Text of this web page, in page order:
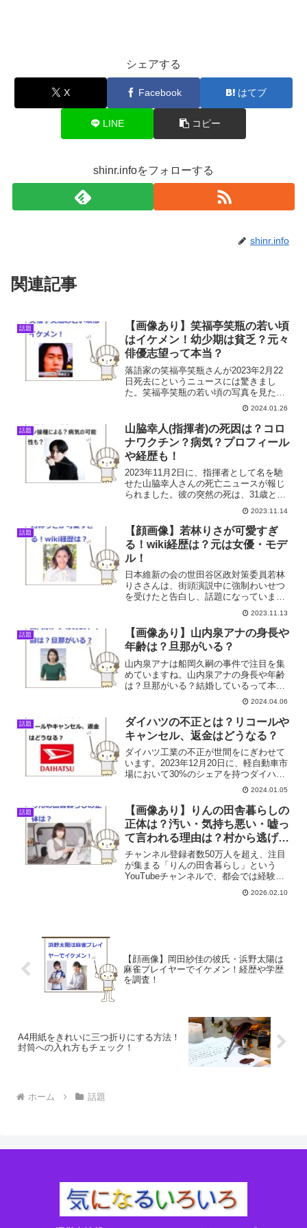
シェアする
X Facebook はてブ
LINE コピー
shinr.infoをフォローする
shinr.info
関連記事
話題
【画像あり】笑福亭笑瓶の若い頃
はイケメン！幼少期は貧乏？元々
俳優志望って本当？
落語家の笑福亭笑瓶さんが2023年2月22
日死去にというニュースには驚きまし
た。笑福亭笑瓶の若い頃の写真を見た
い、元々俳優志望って本当？そこで今回
は笑福亭笑瓶さんについてまとめまし
た。笑福亭笑瓶のプロフィール 名前：笑
福亭笑瓶（ショウフクテ...
2024.01.26
話題
山脇幸人(指揮者)の死因は？コロ
ナワクチン？病気？プロフィール
や経歴も！
2023年11月2日に、指揮者として名を馳
せた山脇幸人さんの死亡ニュースが報じ
られました。彼の突然の死は、31歳とい
う若さであったことから、多くの人々に
大きな衝撃を与えました。山脇幸人の死
因は？コロナワクチン接種によるって本
当？病気の可能性...
2023.11.14
話題
【顔画像】若林りさが可愛すぎ
る！wiki経歴は？元は女優・モデ
ル！
日本維新の会の世田谷区政対策委員若林
りささんは、街頭演説中に強制わいせつ
を受けたと告白し、話題になっています
ね。昨日の街頭演説中、強制わいせつを
受けました。知らない男性から写真を撮
ろうと近づかれ、急に抱き寄せられて無
理やりキスを…目撃者も多...
2023.11.13
話題
【画像あり】山内泉アナの身長や
年齢は？旦那がいる？
山内泉アナは船岡久嗣の事件で注目を集
めていますね。山内泉アナの身長や年齢
は？旦那がいる？結婚しているって本
当？そこで今回は山内泉アナはについ
2024.04.06
話題
ダイハツの不正とは？リコールや
キャンセル、返金はどうなる？
ダイハツ工業の不正が世間をにぎわせて
います。2023年12月20日に、軽自動車市
場において30%のシェアを持つダイハツ
が、車の安全性に重大な影響を及ぼすデ
ータの改ざんを含む不正行為を行ってい
たことが判明しました。この問題は、す
でにダイハツ車...
2024.01.05
話題
【画像あり】りんの田舎暮らしの
正体は？汚い・気持ち悪い・嘘っ
て言われる理由は？村から逃げ出
した真相も！
チャンネル登録者数50万人を超え、注目
が集まる「りんの田舎暮らし」という
YouTubeチャンネルで、都会では経験で
きない田舎暮らしを配信しているりんさ
ん。とても可愛い方で、「さんま御殿」
2026.02.10
【顔画像】岡田紗佳の彼氏・浜野太陽は
麻雀プレイヤーでイケメン！経歴や学歴
を調査！
A4用紙をきれいに三つ折りにする方法！
封筒への入れ方もチェック！
ホーム 話題